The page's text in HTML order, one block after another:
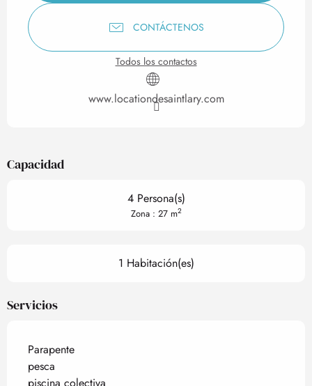
CONTÁCTENOS
Todos los contactos
www.locationdesaintlary.com
Capacidad
4 Persona(s)
Zona : 27 m2
1 Habitación(es)
Servicios
Parapente
pesca